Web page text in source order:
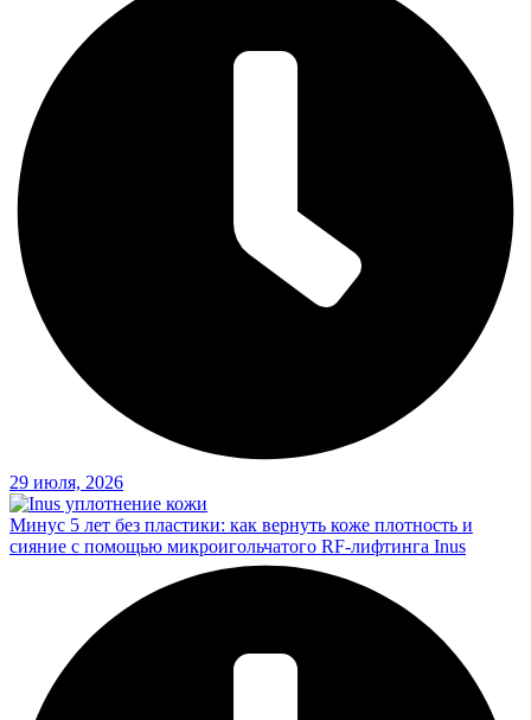
29 июля, 2026
Минус 5 лет без пластики: как вернуть коже плотность и
сияние с помощью микроигольчатого RF-лифтинга Inus